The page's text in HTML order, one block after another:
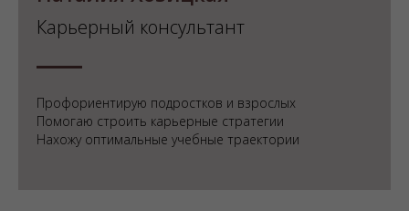
Карьерный консультант
Профориентирую подростков и взрослых
Помогаю строить карьерные стратегии
Нахожу оптимальные учебные траектории